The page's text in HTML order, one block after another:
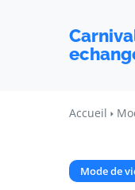
Accueil
Mode de